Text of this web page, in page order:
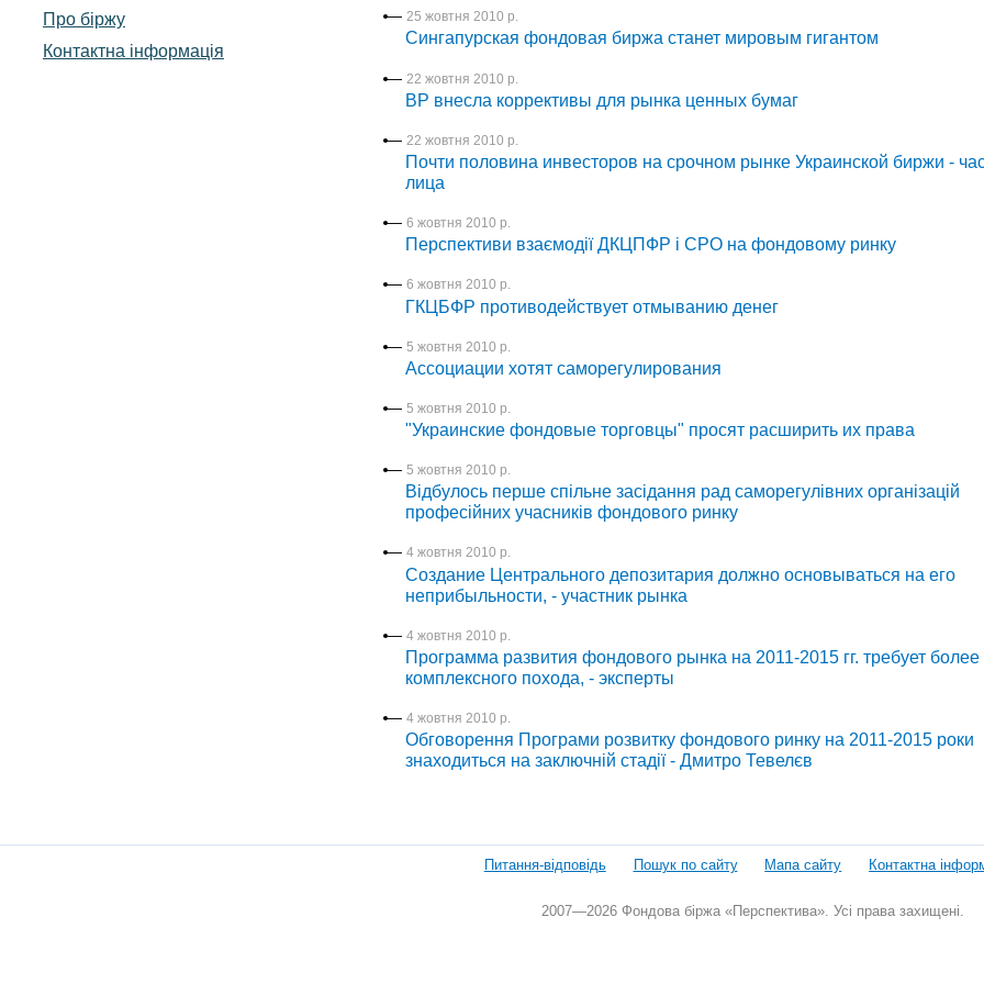
Про біржу
Контактна інформація
25 жовтня 2010 р.
Сингапурская фондовая биржа станет мировым гигантом
22 жовтня 2010 р.
ВР внесла коррективы для рынка ценных бумаг
22 жовтня 2010 р.
Почти половина инвесторов на срочном рынке Украинской биржи -
лица
6 жовтня 2010 р.
Перспективи взаємодії ДКЦПФР і СРО на фондовому ринку
6 жовтня 2010 р.
ГКЦБФР противодействует отмыванию денег
5 жовтня 2010 р.
Ассоциации хотят саморегулирования
5 жовтня 2010 р.
"Украинские фондовые торговцы" просят расширить их права
5 жовтня 2010 р.
Відбулось перше спільне засідання рад саморегулівних організацій
професійних учасників фондового ринку
4 жовтня 2010 р.
Создание Центрального депозитария должно основываться на его
неприбыльности, - участник рынка
4 жовтня 2010 р.
Программа развития фондового рынка на 2011-2015 гг. требует более
комплексного похода, - эксперты
4 жовтня 2010 р.
Обговорення Програми розвитку фондового ринку на 2011-2015 роки
знаходиться на заключній стадії - Дмитро Тевелєв
Питання-відповідь Пошук по сайту Мапа сайту Контактна
2007—2026 Фондова біржа «Перспектива». Усі права захищені.